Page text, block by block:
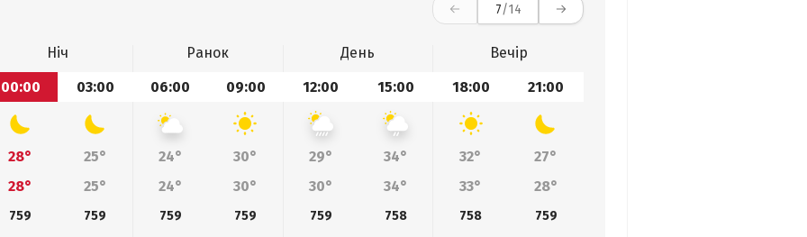
7/14
Ніч Ранок День
Вечір
00:00
03:00 06:00 09:00 12:00 15:00 18:00 21:00
28° 25° 24° 30° 29° 34° 32°
27°
28°
25° 24° 30° 30° 34° 33° 28°
759 759 759 759 759 758 758
759